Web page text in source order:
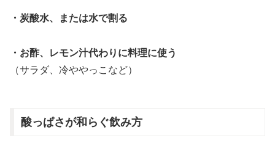
・炭酸水、または水で割る
・お酢、レモン汁代わりに料理に使う
（サラダ、冷ややっこなど）
酸っぱさが和らぐ飲み方